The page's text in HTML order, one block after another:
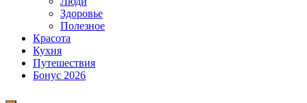
Здоровье
Полезное
Красота
Кухня
Путешествия
Бонус 2026